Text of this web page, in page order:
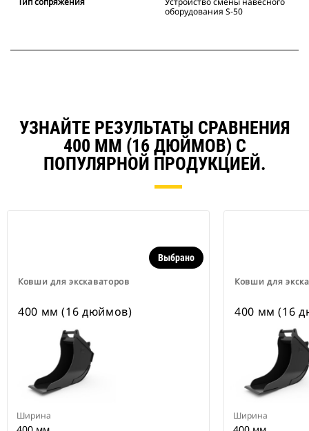
оборудования S-50
УЗНАЙТЕ РЕЗУЛЬТАТЫ СРАВНЕНИЯ
400 ММ (16 ДЮЙМОВ) С
ПОПУЛЯРНОЙ ПРОДУКЦИЕЙ.
Ковши для экскаваторов
Выбрано
400 мм (16 дюймов)
Ширина
Ковши для
400 мм (16
Ширина